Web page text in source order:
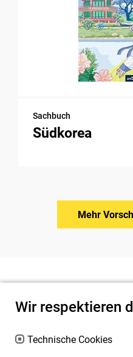
Sachbuch
Südkorea
Mehr
Wir respektieren
Technische Cookies